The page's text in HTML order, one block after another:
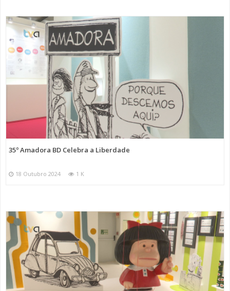
35º Amadora BD Celebra a Liberdade
18 Outubro 2024 1 K